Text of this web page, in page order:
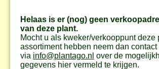
Helaas is er (nog) geen
van deze plant.
Mocht u als kweker/verkooppunt deze
assortiment hebben neem dan contact
via info@plantago.nl over de
gegevens hier vermeld te krijgen.